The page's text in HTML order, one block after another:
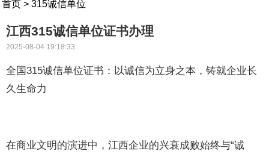
首页 > 315诚信单位
江西315诚信单位证书办理
2025-08-04 19:18:33
全国315诚信单位证书：以诚信为立身之本，铸就企业长
久生命力
在商业文明的演进中，江西企业的兴衰成败始终与“诚